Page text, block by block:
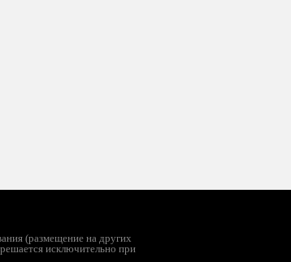
(размещение на других
исключительно при